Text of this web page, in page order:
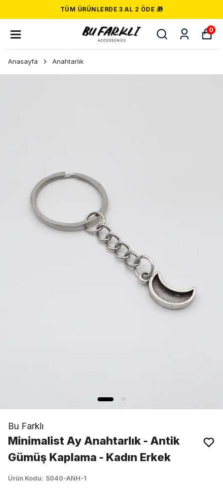
TÜM ÜRÜNLERDE 3 AL 2 ÖDE 🎁
0
Anasayfa Anahtarlık
Bu Farklı
Minimalist Ay Anahtarlık - Antik
Gümüş Kaplama - Kadın Erkek
Ürün Kodu: 5040-ANH-1